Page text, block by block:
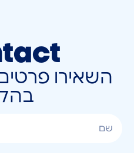
השאירו